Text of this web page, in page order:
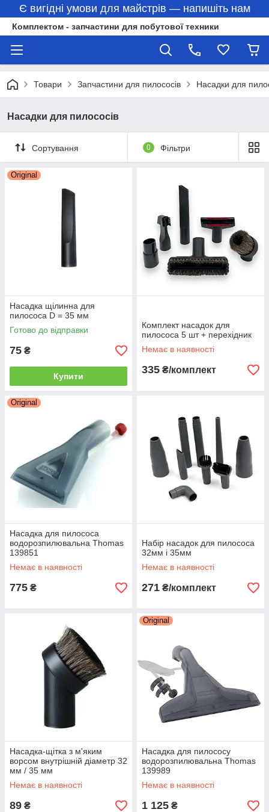
Є вигідні умови для майстрів — напишіть нам
Комплектом - запчастини для побутової техники
Товари Запчастини для пилососів Насадки для
Насадки для пилососів
Сортування 0 Фільтри
Original
Насадка щілинна для
пилососа D = 35 мм
Готово до відправки
75 ₴
Купити
Комплект насадок для
пилососа 5 шт + перехідник
Немає в наявності
335 ₴/комплект
Original
Насадка для пилососа
водорозпилювальна Thomas
139851
Немає в наявності
775 ₴
Набір насадок для пилососа
32мм і 35мм
Немає в наявності
271 ₴/комплект
Насадка-щітка з м'яким
ворсом внутрішній діаметр 32
мм / 35 мм
Немає в наявності
89 ₴
Original
Насадка для пилососу
водорозпилювальна Thomas
139989
Немає в наявності
1 125 ₴